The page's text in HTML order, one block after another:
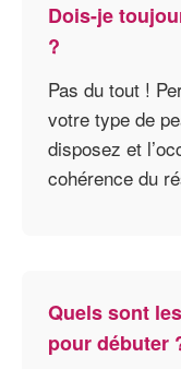
Dois-je
?
Pas du tout !
votre type de
disposez et
cohérence du
Quels sont
pour débuter